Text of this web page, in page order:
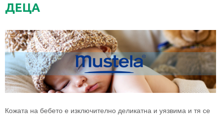
ДЕЦА
Кожата на бебето е изключително деликатна и уязвима и тя се